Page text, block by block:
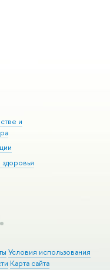
и
Условия использования
Карта сайта